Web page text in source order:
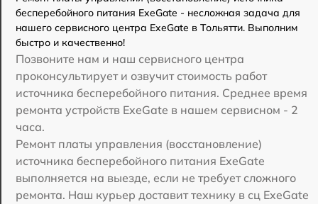
бесперебойного питания ExeGate - несложная задача для
нашего сервисного центра ExeGate в Тольятти. Выполним
быстро и качественно!
Позвоните нам и наш сервисного центра
проконсультирует и озвучит стоимость работ
источника бесперебойного питания. Среднее время
ремонта устройств ExeGate в нашем сервисном - 2
часа.
Ремонт платы управления (восстановление)
источника бесперебойного питания ExeGate
выполняется на выезде, если не требует сложного
ремонта. Наш курьер доставит технику в сц ExeGate